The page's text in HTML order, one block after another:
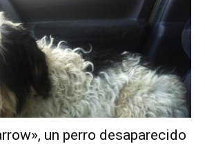
un perro desaparecido